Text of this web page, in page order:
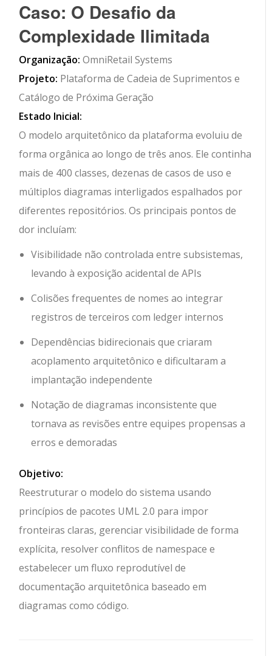
Caso: O Desafio da
Complexidade Ilimitada
Organização: OmniRetail Systems
Projeto: Plataforma de Cadeia de Suprimentos e
Catálogo de Próxima Geração
Estado Inicial:
O modelo arquitetônico da plataforma evoluiu de
forma orgânica ao longo de três anos. Ele continha
mais de 400 classes, dezenas de casos de uso e
múltiplos diagramas interligados espalhados por
diferentes repositórios. Os principais pontos de
dor incluíam:
Visibilidade não controlada entre subsistemas,
levando à exposição acidental de APIs
Colisões frequentes de nomes ao integrar
registros de terceiros com ledger internos
Dependências bidirecionais que criaram
acoplamento arquitetônico e dificultaram a
implantação independente
Notação de diagramas inconsistente que
tornava as revisões entre equipes propensas a
erros e demoradas
Objetivo:
Reestruturar o modelo do sistema usando
princípios de pacotes UML 2.0 para impor
fronteiras claras, gerenciar visibilidade de forma
explícita, resolver conflitos de namespace e
estabelecer um fluxo reprodutível de
documentação arquitetônica baseado em
diagramas como código.